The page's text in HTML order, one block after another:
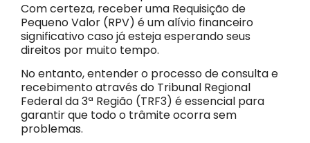
Com certeza, receber uma Requisição de
Pequeno Valor (RPV) é um alívio financeiro
significativo caso já esteja esperando seus
direitos por muito tempo.
No entanto, entender o processo de consulta e
recebimento através do Tribunal Regional
Federal da 3ª Região (TRF3) é essencial para
garantir que todo o trâmite ocorra sem
problemas.